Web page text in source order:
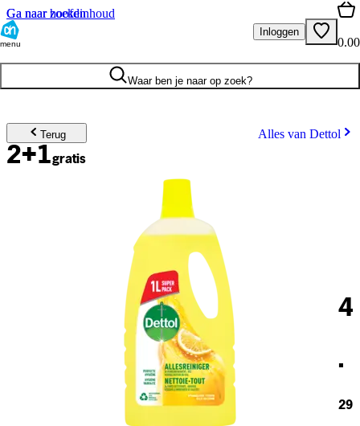
Ga naar hoofdinhoud
Ga naar zoeken
menu
Inloggen
0.00
Waar ben je naar op zoek?
Terug Alles van Dettol
2+1gratis
4
.
29